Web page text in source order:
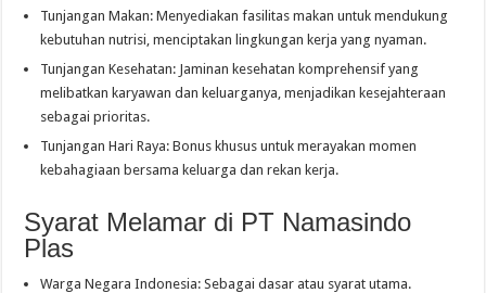
Tunjangan Makan: Menyediakan fasilitas makan untuk mendukung
kebutuhan nutrisi, menciptakan lingkungan kerja yang nyaman.
Tunjangan Kesehatan: Jaminan kesehatan komprehensif yang
melibatkan karyawan dan keluarganya, menjadikan kesejahteraan
sebagai prioritas.
Tunjangan Hari Raya: Bonus khusus untuk merayakan momen
kebahagiaan bersama keluarga dan rekan kerja.
Syarat Melamar di PT Namasindo
Plas
Warga Negara Indonesia: Sebagai dasar atau syarat utama.